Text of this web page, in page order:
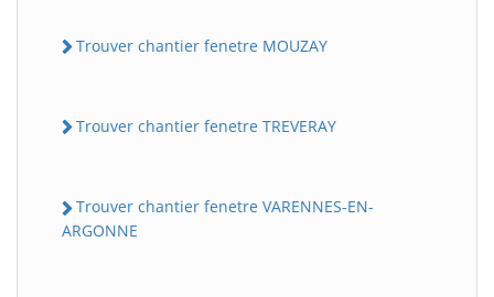
Trouver chantier fenetre MOUZAY
Trouver chantier fenetre TREVERAY
Trouver chantier fenetre VARENNES-EN-
ARGONNE